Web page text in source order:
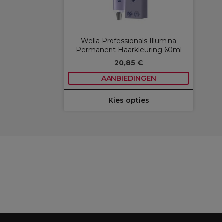
Wella Professionals Illumina
Permanent Haarkleuring 60ml
20,85 €
AANBIEDINGEN
Kies opties